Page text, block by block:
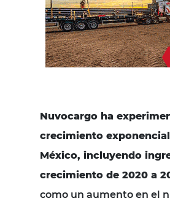
Nuvocargo ha
crecimiento exponencial
México, incluyendo
crecimiento de 2020 a
como un aumento en el